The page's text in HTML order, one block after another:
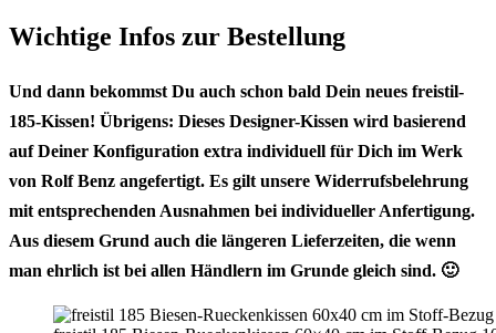
Wichtige Infos zur Bestellung
Und dann bekommst Du auch schon bald Dein neues freistil-
185-Kissen! Übrigens: Dieses Designer-Kissen wird basierend
auf Deiner Konfiguration extra individuell für Dich im Werk
von Rolf Benz angefertigt. Es gilt unsere Widerrufsbelehrung
mit entsprechenden Ausnahmen bei individueller Anfertigung.
Aus diesem Grund auch die längeren Lieferzeiten, die wenn
man ehrlich ist bei allen Händlern im Grunde gleich sind. 🙂